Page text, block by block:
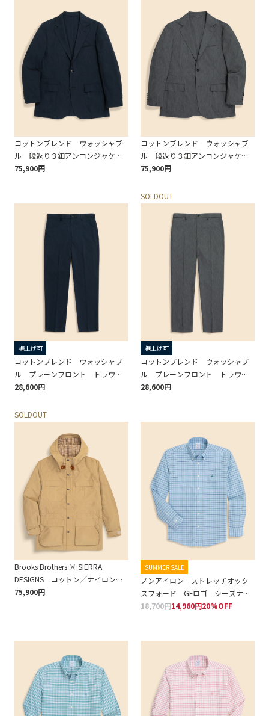
コットンブレンド ウォッシャブ
ル 段返り３釦アンコンジャケッ
ト TOKYO model
75,900円
コットンブレンド ウォッシャブ
ル 段返り３釦アンコンジャケッ
ト TOKYO model
75,900円
裾上げ可
コットンブレンド ウォッシャブ
ル プレーンフロント トラウザ
ーズ TOKYO model
28,600円
SOLDOUT
裾上げ可
コットンブレンド ウォッシャブ
ル プレーンフロント トラウザ
ーズ TOKYO model
28,600円
SOLDOUT
Brooks Brothers × SIERRA
DESIGNS コットン／ナイロン
オリジナルマウンテンパーカー
75,900円
SUMMER SALE
ノンアイロン ストレッチオック
スフォード GFロゴ シーズナル
パターン スポーツシャツ
18,700円14,960円20%OFF